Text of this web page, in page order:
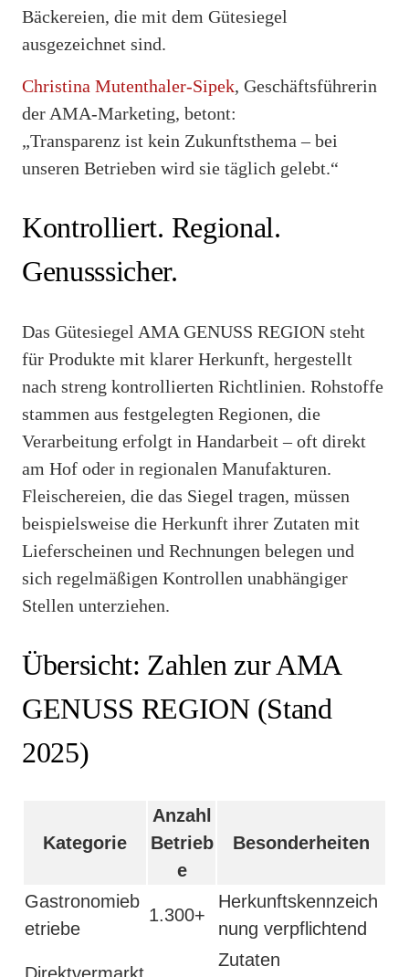
Bäckereien, die mit dem Gütesiegel
ausgezeichnet sind.
Christina Mutenthaler-Sipek, Geschäftsführerin
der AMA-Marketing, betont:
„Transparenz ist kein Zukunftsthema – bei
unseren Betrieben wird sie täglich gelebt.“
Kontrolliert. Regional.
Genusssicher.
Das Gütesiegel AMA GENUSS REGION steht
für Produkte mit klarer Herkunft, hergestellt
nach streng kontrollierten Richtlinien. Rohstoffe
stammen aus festgelegten Regionen, die
Verarbeitung erfolgt in Handarbeit – oft direkt
am Hof oder in regionalen Manufakturen.
Fleischereien, die das Siegel tragen, müssen
beispielsweise die Herkunft ihrer Zutaten mit
Lieferscheinen und Rechnungen belegen und
sich regelmäßigen Kontrollen unabhängiger
Stellen unterziehen.
Übersicht: Zahlen zur AMA
GENUSS REGION (Stand
2025)
Kategorie
Anzahl
Betrieb
e
Besonderheiten
Gastronomieb
etriebe
1.300+
Herkunftskennzeich
nung verpflichtend
Zutaten